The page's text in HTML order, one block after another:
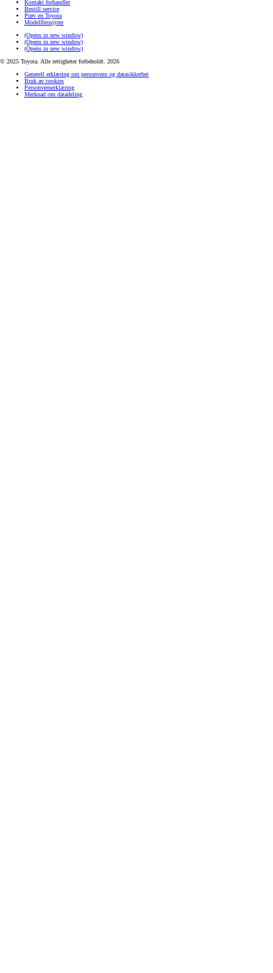
Kontakt forhandler
Bestill service
Prøv en Toyota
Modellbrosjyrer
(Opens in new window)
(Opens in new window)
(Opens in new window)
© 2025 Toyota. Alle rettigheter forbeholdt. 2026
Generell erklæring om personvern og datasikkerhet
Bruk av cookies
Personvernerklæring
Merknad om datadeling